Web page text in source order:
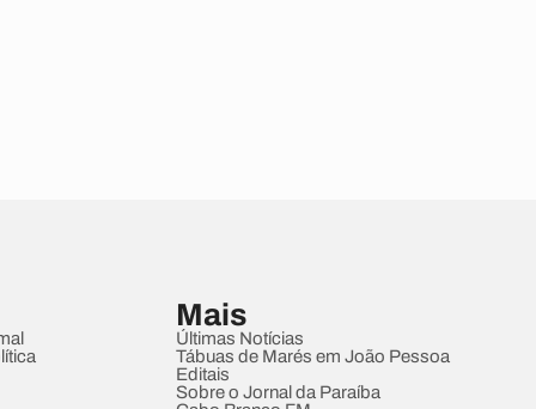
Mais
Últimas Notícias
Tábuas de Marés em João Pessoa
Editais
Sobre o Jornal da Paraíba